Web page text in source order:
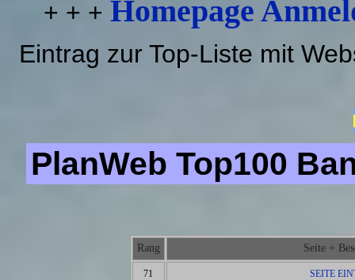
+ + + Homepage
Eintrag zur Top-Liste mit
PlanWeb Top100
Rang Seite +
71 SEITE